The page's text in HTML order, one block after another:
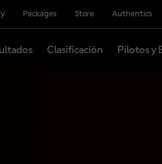
Packages Store Authentics
Clasificación Pilotos y